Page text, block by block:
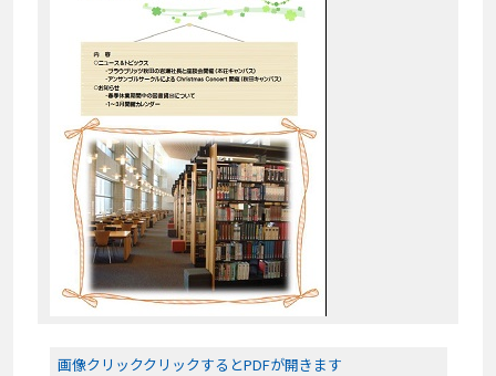
画像クリッククリックするとPDFが開きます